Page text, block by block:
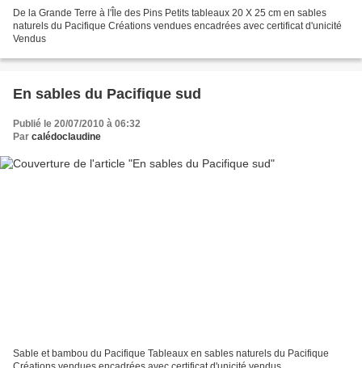
De la Grande Terre à l'Île des Pins Petits tableaux 20 X 25 cm en sables
naturels du Pacifique Créations vendues encadrées avec certificat d'unicité
Vendus
En sables du Pacifique sud
Publié le 20/07/2010 à 06:32
Par calédoclaudine
Sable et bambou du Pacifique Tableaux en sables naturels du Pacifique